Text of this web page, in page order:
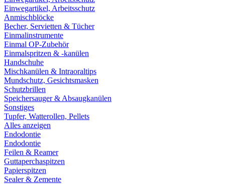
Einwegartikel, Arbeitsschutz
Anmischblöcke
Becher, Servietten & Tücher
Einmalinstrumente
Einmal OP-Zubehör
Einmalspritzen & -kanülen
Handschuhe
Mischkanülen & Intraoraltips
Mundschutz, Gesichtsmasken
Schutzbrillen
Speichersauger & Absaugkanülen
Sonstiges
Tupfer, Watterollen, Pellets
Alles anzeigen
Endodontie
Endodontie
Feilen & Reamer
Guttaperchaspitzen
Papierspitzen
Sealer & Zemente